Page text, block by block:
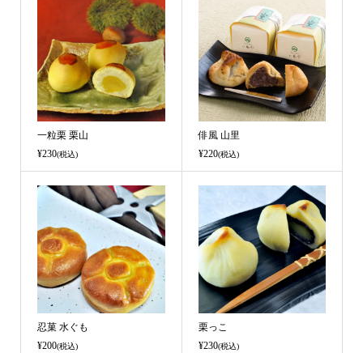
一粒栗 栗山
¥230(税込)
俳風 山里
¥220(税込)
忍菓 水ぐも
¥200(税込)
栗っこ
¥230(税込)